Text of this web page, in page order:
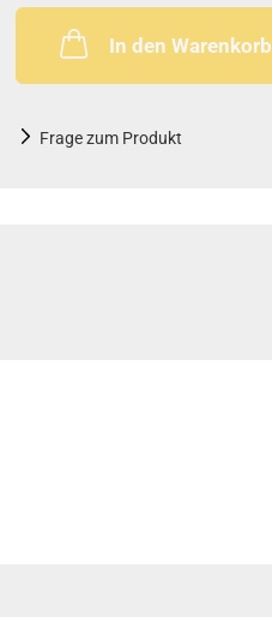
In den Warenkorb
Frage zum Produkt